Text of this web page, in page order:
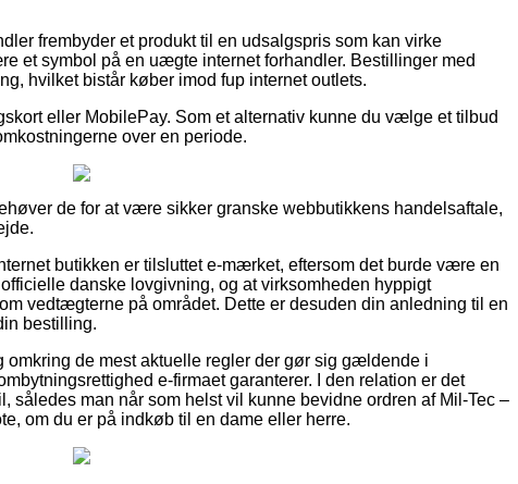
frembyder et produkt til en udsalgspris som kan virke
et symbol på en uægte internet forhandler. Bestillinger med
hvilket bistår køber imod fup internet outlets.
eller MobilePay. Som et alternativ kunne du vælge et tilbud
over en periode.
de for at være sikker granske webbutikkens handelsaftale,
butikken er tilsluttet e-mærket, eftersom det burde være en
danske lovgivning, og at virksomheden hyppigt
vedtægterne på området. Dette er desuden din anledning til en
bestilling.
omkring de mest aktuelle regler der gør sig gældende i
e-firmaet garanterer. I den relation er det
således man når som helst vil kunne bevidne ordren af Mil-Tec –
om du er på indkøb til en dame eller herre.